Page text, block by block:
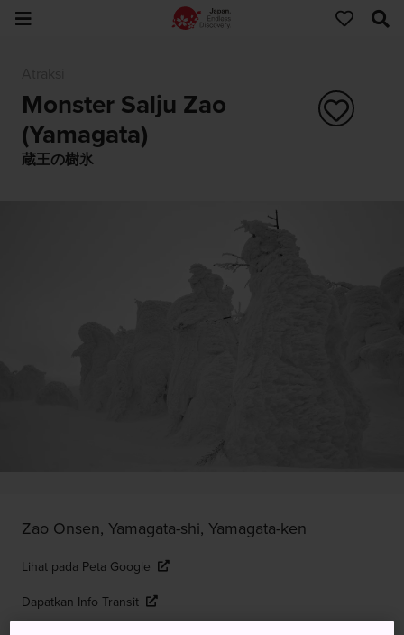
Monster Salju Zao
(Yamagata)
蔵王の樹氷
Zao Onsen, Yamagata-shi, Yamagata-ken
Lihat pada Peta Google
Dapatkan Info Transit